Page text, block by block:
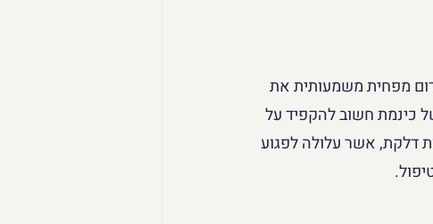
מפחית משמעותית את
כינמת חשוב להקפיד על
דלקת, אשר עלולה לפגוע